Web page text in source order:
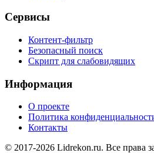
Сервисы
Контент-фильтр
Безопасный поиск
Скрипт для слабовидящих
Информация
О проекте
Политика
Контакты
© 2017-2026 Lidrekon.ru. Все права